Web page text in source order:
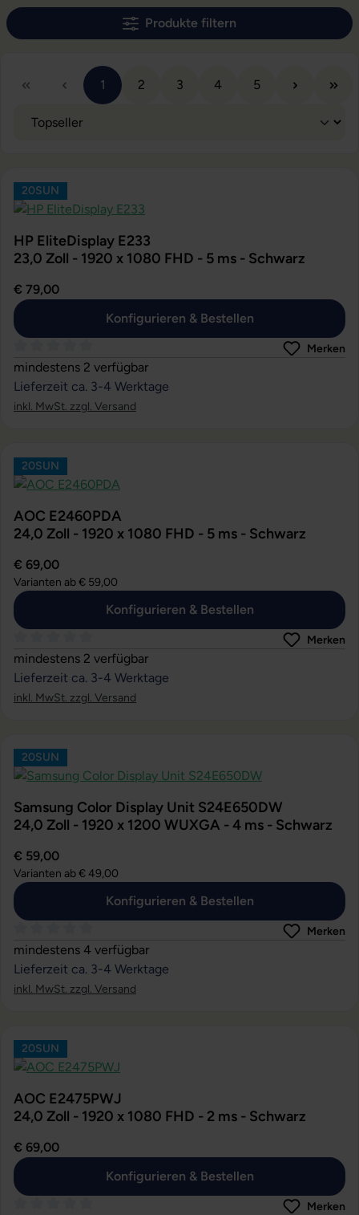
Produkte filtern
Seite
1 Seite
2 Seite
3 Seite
4 Seite
5
20SUN
HP EliteDisplay E233
23,0 Zoll - 1920 x 1080 FHD - 5 ms - Schwarz
€ 79,00
Konfigurieren & Bestellen
Durchschnittliche Bewertung von 0 von 5 Sternen
Merken
mindestens 2 verfügbar
Lieferzeit ca. 3-4 Werktage
inkl. MwSt. zzgl. Versand
20SUN
AOC E2460PDA
24,0 Zoll - 1920 x 1080 FHD - 5 ms - Schwarz
€ 69,00
Varianten ab€ 59,00
Konfigurieren & Bestellen
Durchschnittliche Bewertung von 0 von 5 Sternen
Merken
mindestens 2 verfügbar
Lieferzeit ca. 3-4 Werktage
inkl. MwSt. zzgl. Versand
20SUN
Samsung Color Display Unit S24E650DW
24,0 Zoll - 1920 x 1200 WUXGA - 4 ms - Schwarz
€ 59,00
Varianten ab€ 49,00
Konfigurieren & Bestellen
Durchschnittliche Bewertung von 0 von 5 Sternen
Merken
mindestens 4 verfügbar
Lieferzeit ca. 3-4 Werktage
inkl. MwSt. zzgl. Versand
20SUN
AOC E2475PWJ
24,0 Zoll - 1920 x 1080 FHD - 2 ms - Schwarz
€ 69,00
Konfigurieren & Bestellen
Merken